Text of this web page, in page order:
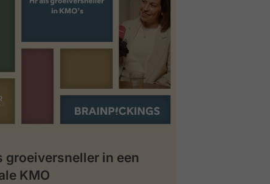
groeiversneller in een
KMO